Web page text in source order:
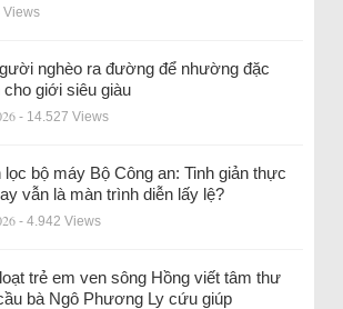
Views
nghèo ra đường để nhường đặc
cho giới siêu giàu
- 14.527 Views
lọc bộ máy Bộ Công an: Tinh giản thực
vẫn là màn trình diễn lấy lệ?
- 4.942 Views
trẻ em ven sông Hồng viết tâm thư
bà Ngô Phương Ly cứu giúp